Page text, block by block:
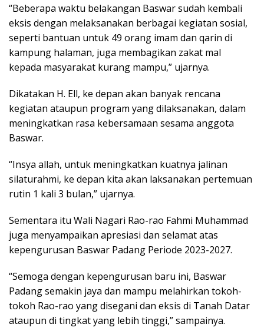
“Beberapa waktu belakangan Baswar sudah kembali
eksis dengan melaksanakan berbagai kegiatan sosial,
seperti bantuan untuk 49 orang imam dan qarin di
kampung halaman, juga membagikan zakat mal
kepada masyarakat kurang mampu,” ujarnya.
Dikatakan H. Ell, ke depan akan banyak rencana
kegiatan ataupun program yang dilaksanakan, dalam
meningkatkan rasa kebersamaan sesama anggota
Baswar.
“Insya allah, untuk meningkatkan kuatnya jalinan
silaturahmi, ke depan kita akan laksanakan pertemuan
rutin 1 kali 3 bulan,” ujarnya.
Sementara itu Wali Nagari Rao-rao Fahmi Muhammad
juga menyampaikan apresiasi dan selamat atas
kepengurusan Baswar Padang Periode 2023-2027.
“Semoga dengan kepengurusan baru ini, Baswar
Padang semakin jaya dan mampu melahirkan tokoh-
tokoh Rao-rao yang disegani dan eksis di Tanah Datar
ataupun di tingkat yang lebih tinggi,” sampainya.